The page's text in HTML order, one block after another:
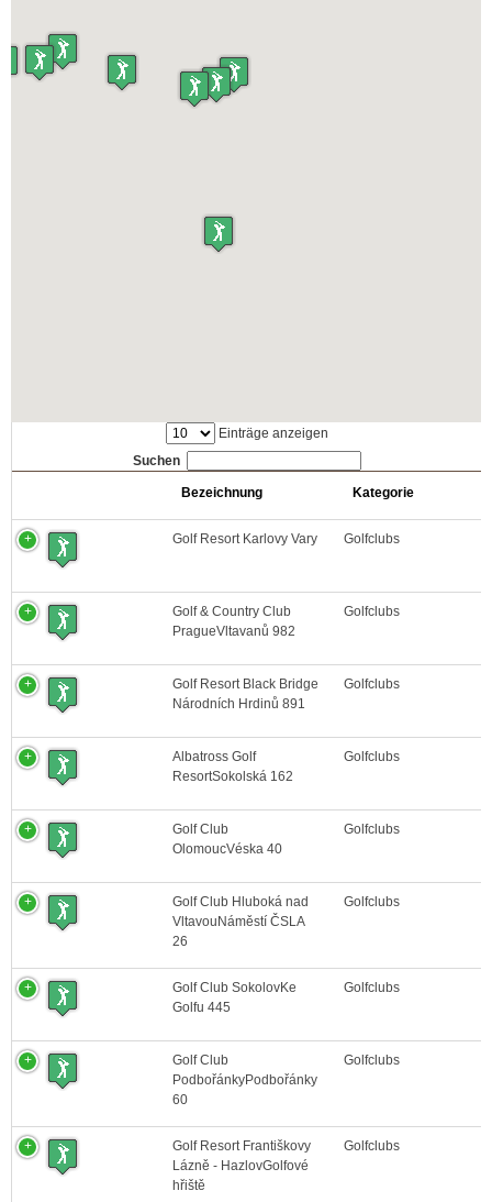
Einträge anzeigen
Suchen
Bezeichnung Kategorie
Golf Resort Karlovy Vary Golfclubs
Golf & Country Club
PragueVltavanů 982
Golfclubs
Golf Resort Black Bridge
Národních Hrdinů 891
Golfclubs
Albatross Golf
ResortSokolská 162
Golfclubs
Golf Club
OlomoucVéska 40
Golfclubs
Golf Club Hluboká nad
VltavouNáměstí ČSLA
26
Golfclubs
Golf Club SokolovKe
Golfu 445
Golfclubs
Golf Club
PodbořánkyPodbořánky
60
Golfclubs
Golf Resort Františkovy
Lázně - HazlovGolfové
hřiště
Golfclubs